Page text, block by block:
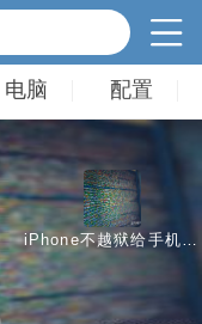
电脑 配置